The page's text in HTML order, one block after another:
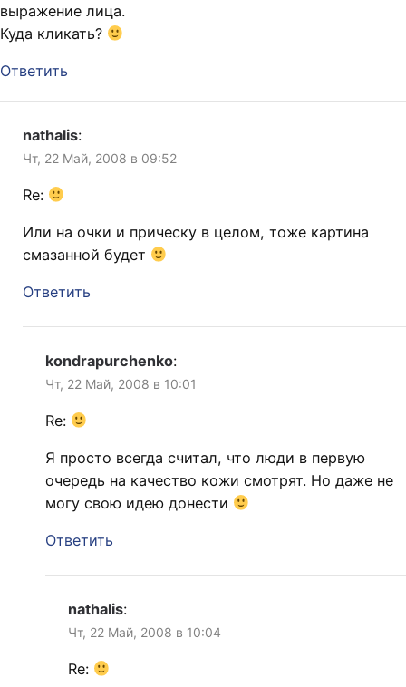
выражение лица.
Куда кликать?
Ответить
nathalis:
Чт, 22 Май, 2008 в 09:52
Re:
Или на очки и прическу в целом, тоже картина
смазанной будет
Ответить
kondrapurchenko:
Чт, 22 Май, 2008 в 10:01
Re:
Я просто всегда считал, что люди в первую
очередь на качество кожи смотрят. Но даже не
могу свою идею донести
Ответить
nathalis:
Чт, 22 Май, 2008 в 10:04
Re: